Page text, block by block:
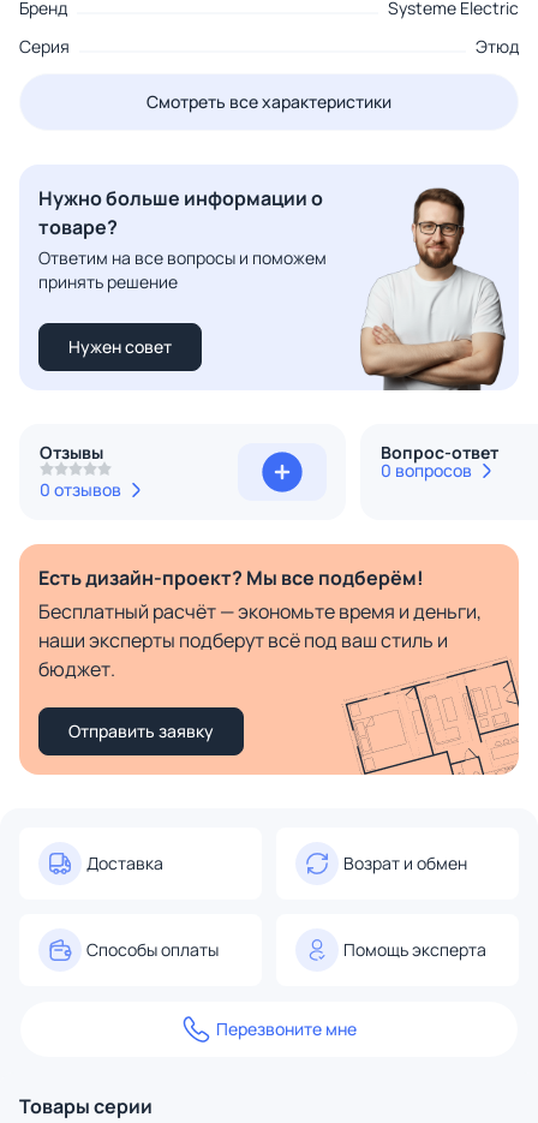
Бренд
Systeme Electric
Серия
Этюд
Смотреть все характеристики
Нужно больше информации о
товаре?
Ответим на все вопросы и поможем
принять решение
Нужен совет
Отзывы
0 отзывов
Вопрос-ответ
0 вопросов
Есть дизайн-проект? Мы все подберём!
Бесплатный расчёт — экономьте время и деньги,
наши эксперты подберут всё под ваш стиль и
бюджет.
Отправить заявку
Доставка Возрат и обмен
Способы оплаты Помощь эксперта
Перезвоните мне
Товары серии